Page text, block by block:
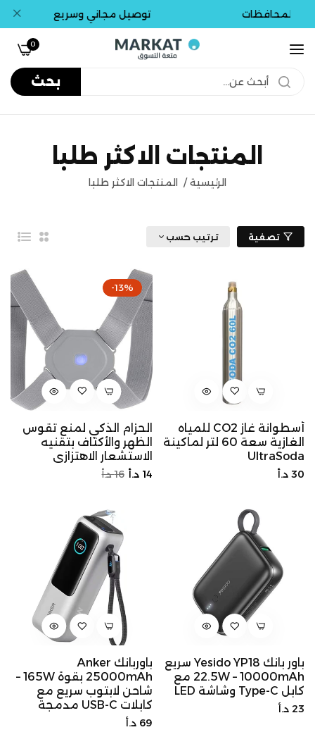
المحافظات توصيل مجاني وسريع
بحث
0
المنتجات الاكثر طلبا
الرئيسية / المنتجات الاكثر طلبا
تصفية ترتيب حسب
2
قائمة
أسطوانة غاز CO2 للمياه
الغازية سعة 60 لتر لماكينة
UltraSoda
السعر
30 د.أ
-13%
الحزام الذكي لمنع تقوس
الظهر والأكتاف بتقنيه
الاستشعار الاهتزازي
السعر
14 د.أ
سعر
16 د.أ
باور بانك Yesido YP18 سريع
22.5W – 10000mAh مع
كابل Type-C وشاشة LED
السعر
23 د.أ
باوربانك Anker
25000mAh بقوة 165W –
شاحن لابتوب سريع مع
كابلات USB-C مدمجة
السعر
69 د.أ